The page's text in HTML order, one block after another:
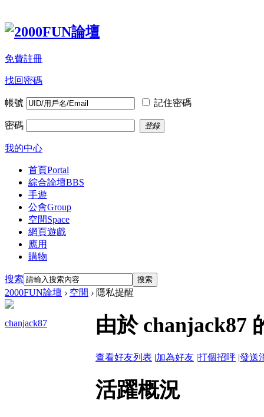
免費註冊
找回密碼
帳號 記住密碼
密碼 登錄
我的中心
首頁Portal
綜合論壇BBS
手遊
公會Group
空間Space
網頁遊戲
應用
購物
搜索 搜索
2000FUN論壇 › 空間 › 隱私提醒
chanjack87 由於 chanjack87
查看好友列表 |加為好友 |打個招呼 |發送
活躍概況